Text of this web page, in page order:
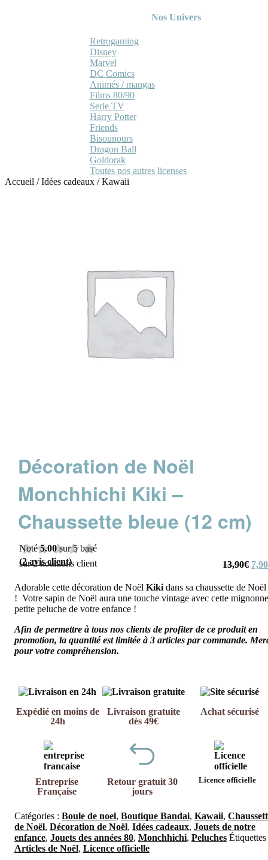
Nos Univers
Retrogaming
Disney
Marvel
DC Comics
Animés / mangas
Films 80/90
Serie TV
Harry Potter
Friends
Bisounours
Dragon Ball
Goldorak
Toutes nos autres licenses
Accueil /Idées cadeaux /Kawaii
Décoration de Noël
Monchhichi Kiki –
Chaussette bleue (12 cm)
Noté5.00 sur 5 basé
sur2notations client
(2avis client) 13,90€ Le
prix
était
7,90
Adorable cette décoration de Noël Kiki dans sa chaussette de Noël
! Votre sapin de Noël aura une touche vintage avec cette mignonne
petite peluche de votre enfance !
Afin de permettre à tous nos clients de profiter de ce produit en
promotion, la quantité est limitée à 3 articles par commande.
pour votre compréhension.
Expédié en moins de
24h
Livraison gratuite
dès 49€
Achat sécurisé
Entreprise
Française
Retour gratuit 30
jours
Licence officielle
Catégories : Boule de noel, Boutique Bandai, Kawaii,
de Noël, Décoration de Noël, Idées cadeaux, Jouets de notre
enfance, Jouets des années 80, Monchhichi, Peluches Étiquettes
Articles de Noël, Licence officielle